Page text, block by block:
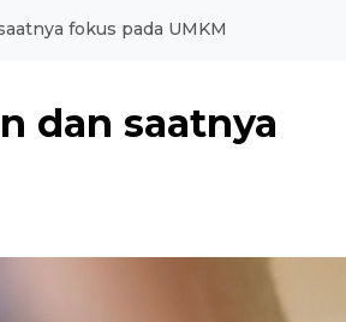
fokus pada UMKM
dan saatnya